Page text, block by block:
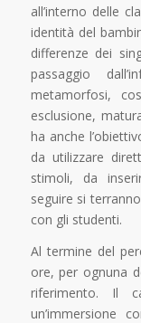
all’interno delle
identità del
differenze dei
passaggio
metamorfosi,
esclusione,
ha anche
da utilizzare
stimoli, da
seguire si
con gli studenti.
Al termine del
ore, per ognuna
riferimento. Il
un’immersione